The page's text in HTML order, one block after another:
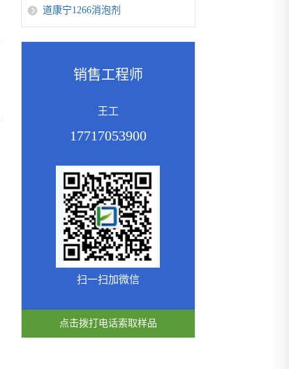
道康宁1266消泡剂
销售工程师
王工
17717053900
扫一扫加微信
点击拨打电话索取样品